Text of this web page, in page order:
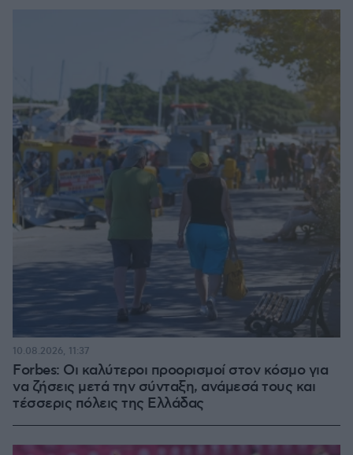
Forbes: Οι καλύτεροι προορισμοί στον κόσμο για
να ζήσεις μετά την σύνταξη, ανάμεσά τους και
τέσσερις πόλεις της Ελλάδας
10.08.2026, 11:37